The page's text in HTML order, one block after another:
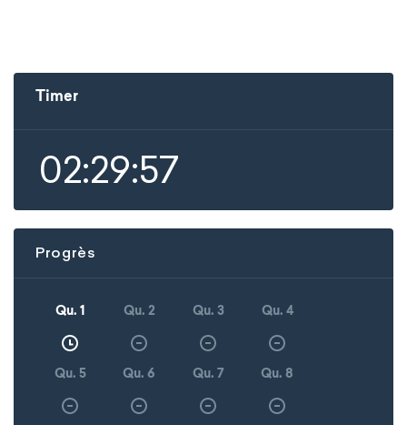
Timer
02:29:57
Progrès
Qu. 1 Qu. 2 Qu. 3 Qu. 4
Qu. 5 Qu. 6 Qu. 7 Qu. 8